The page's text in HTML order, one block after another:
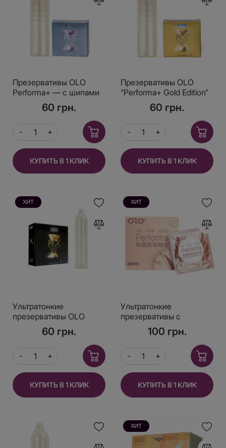
Презервативы OLO
Performa+ — с шипами
и пролонгирующим
эффектом60 грн.
КУПИТЬ В 1 КЛИК
Презервативы OLO
“Performa+ Gold Edition”
— двойной эффект:
продление +60 грн.
КУПИТЬ В 1 КЛИК
ХИТ
Ультратонкие
презервативы OLO
Performa с
пролонгацией, 3 шт в
60 грн.
КУПИТЬ В 1 КЛИК
ХИТ
Ультратонкие
презервативы с
эффектом пролонгации
OLO Performa с
гилауроной кислотой в
качестве смазки 3 шт
100 грн.
КУПИТЬ В 1 КЛИК
ХИТ